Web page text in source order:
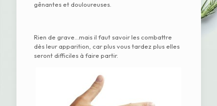
gênantes et douloureuses.
Rien de grave…mais il faut savoir les combattre
dès leur apparition, car plus vous tardez plus elles
seront difficiles à faire partir.